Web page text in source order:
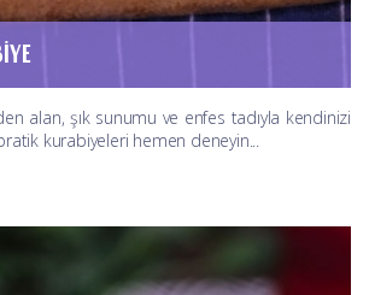
alan, şık sunumu ve enfes tadıyla kendinizi
kurabiyeleri hemen deneyin...